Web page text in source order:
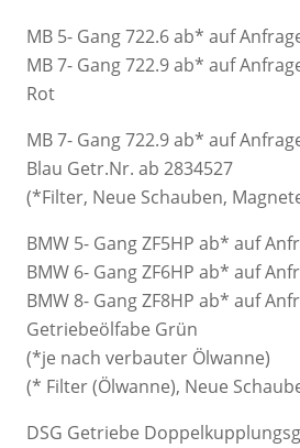
MB 5- Gang 722.6 ab* auf
MB 7- Gang 722.9 ab* auf
Rot
MB 7- Gang 722.9 ab* auf
Blau Getr.Nr. ab 2834527
(*Filter, Neue Schauben,
BMW 5- Gang ZF5HP ab* auf
BMW 6- Gang ZF6HP ab* auf
BMW 8- Gang ZF8HP ab* auf
Getriebeölfabe Grün
(*je nach verbauter Ölwanne)
(* Filter (Ölwanne), Neue
DSG Getriebe